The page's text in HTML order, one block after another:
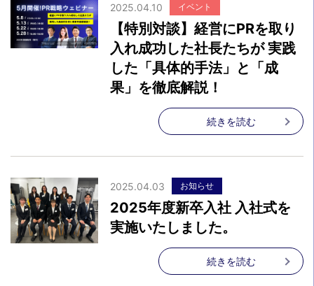
2025.04.10 イベント
【特別対談】経営にPRを取り
入れ成功した社長たちが 実践
した「具体的手法」と「成
果」を徹底解説！
続きを読む
2025.04.03 お知らせ
2025年度新卒入社 入社式を
実施いたしました。
続きを読む